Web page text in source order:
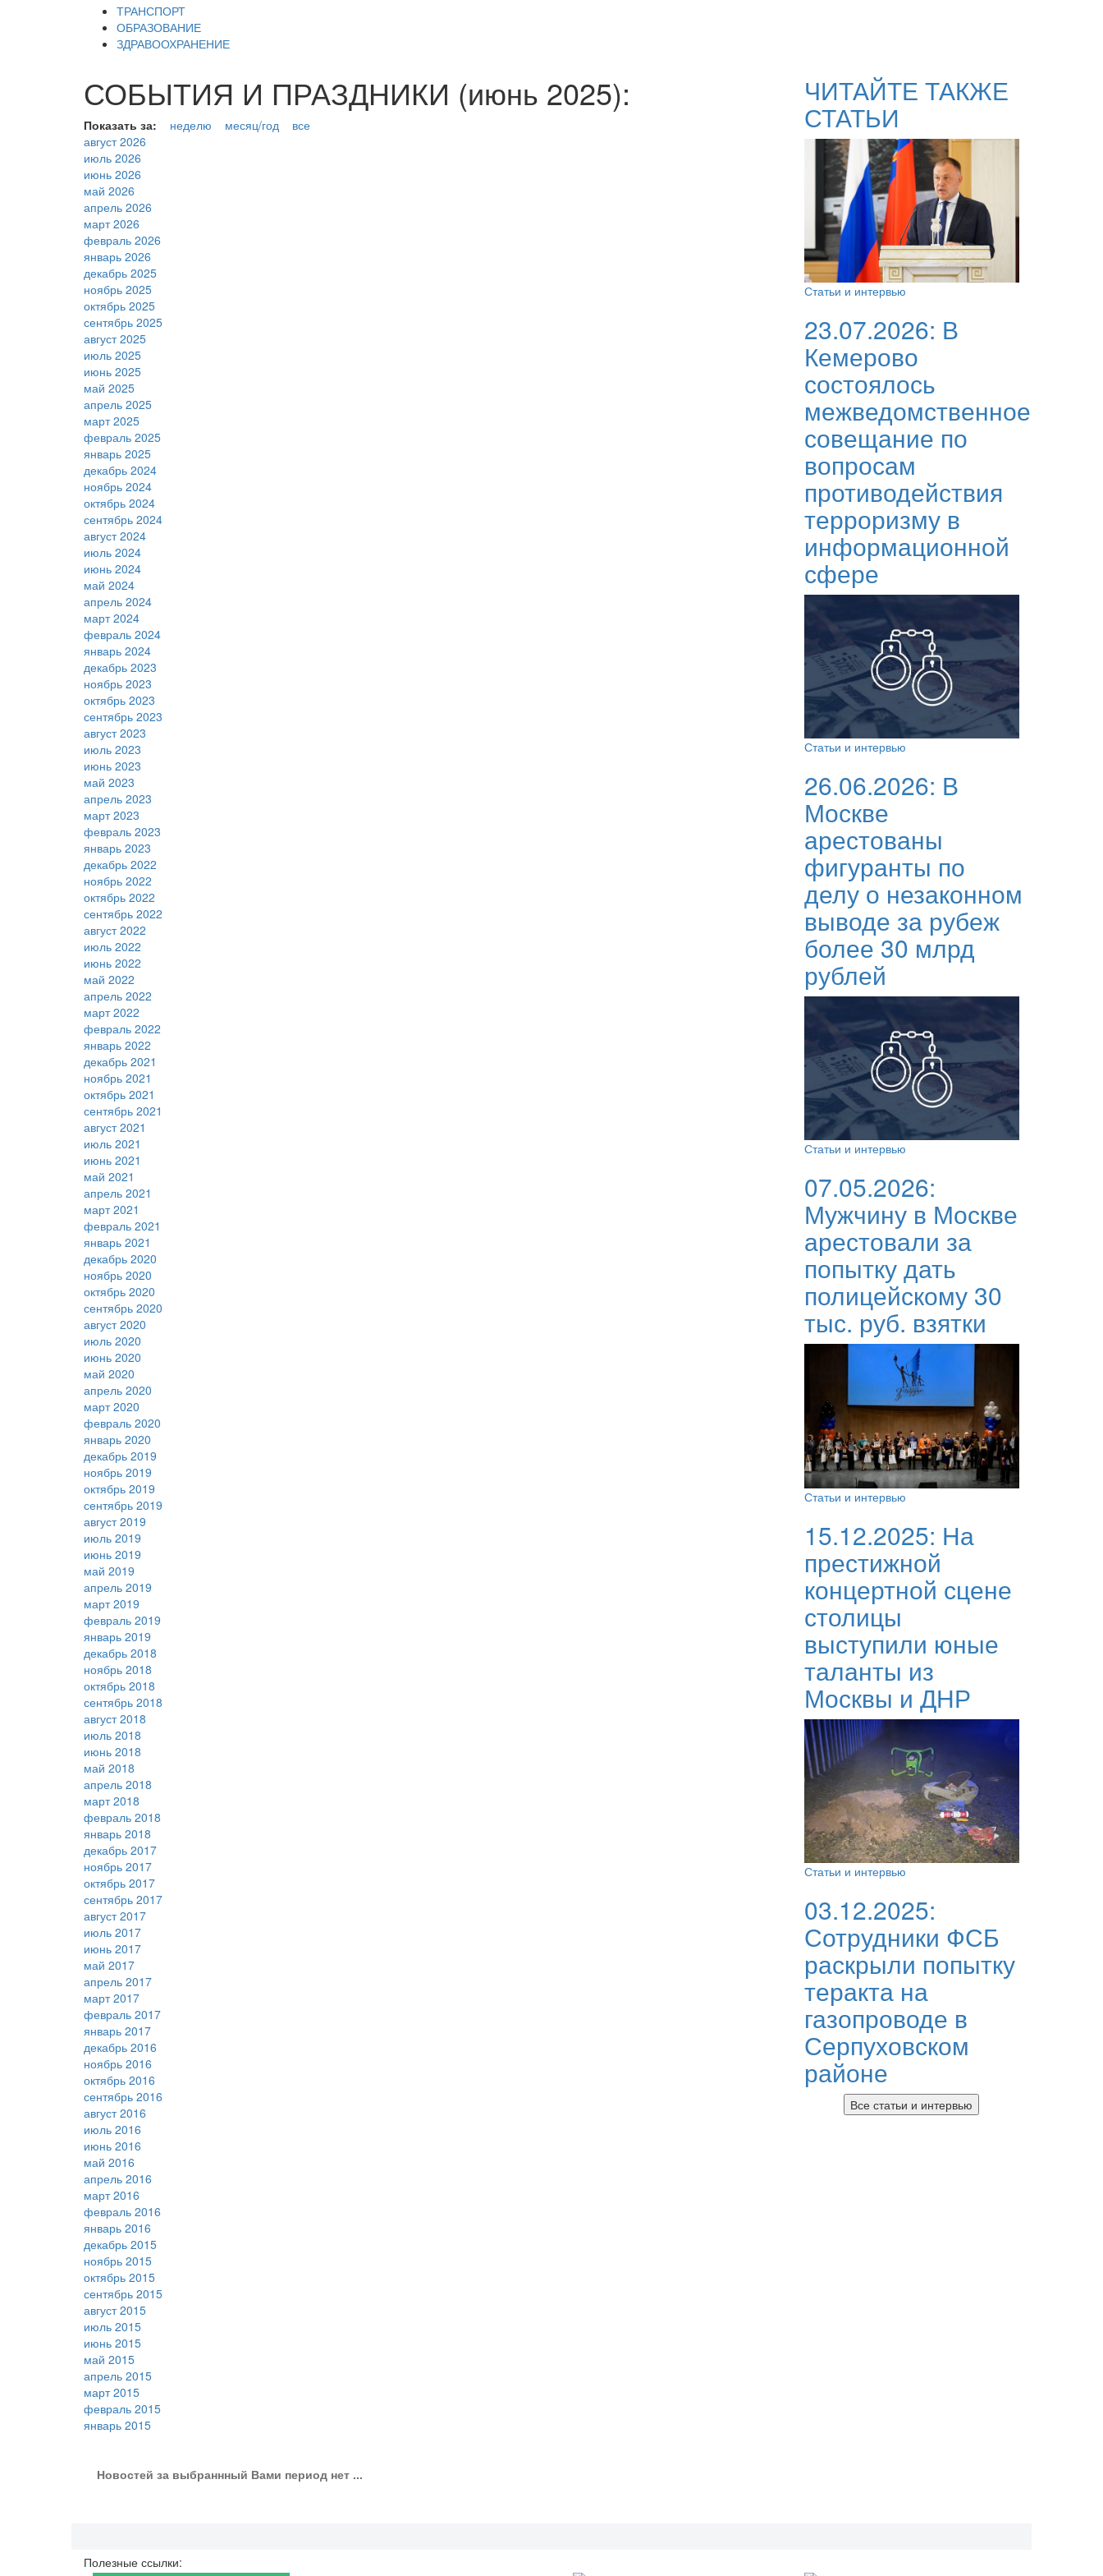
ТРАНСПОРТ
ОБРАЗОВАНИЕ
ЗДРАВООХРАНЕНИЕ
СОБЫТИЯ И ПРАЗДНИКИ (июнь 2025):
Показать за: неделю месяц/год
все
август 2026
июль 2026
июнь 2026
май 2026
апрель 2026
март 2026
февраль 2026
январь 2026
декабрь 2025
ноябрь 2025
октябрь 2025
сентябрь 2025
август 2025
июль 2025
июнь 2025
май 2025
апрель 2025
март 2025
февраль 2025
январь 2025
декабрь 2024
ноябрь 2024
октябрь 2024
сентябрь 2024
август 2024
июль 2024
июнь 2024
май 2024
апрель 2024
март 2024
февраль 2024
январь 2024
декабрь 2023
ноябрь 2023
октябрь 2023
сентябрь 2023
август 2023
июль 2023
июнь 2023
май 2023
апрель 2023
март 2023
февраль 2023
январь 2023
декабрь 2022
ноябрь 2022
октябрь 2022
сентябрь 2022
август 2022
июль 2022
июнь 2022
май 2022
апрель 2022
март 2022
февраль 2022
январь 2022
декабрь 2021
ноябрь 2021
октябрь 2021
сентябрь 2021
август 2021
июль 2021
июнь 2021
май 2021
апрель 2021
март 2021
февраль 2021
январь 2021
декабрь 2020
ноябрь 2020
октябрь 2020
сентябрь 2020
август 2020
июль 2020
июнь 2020
май 2020
апрель 2020
март 2020
февраль 2020
январь 2020
декабрь 2019
ноябрь 2019
октябрь 2019
сентябрь 2019
август 2019
июль 2019
июнь 2019
май 2019
апрель 2019
март 2019
февраль 2019
январь 2019
декабрь 2018
ноябрь 2018
октябрь 2018
сентябрь 2018
август 2018
июль 2018
июнь 2018
май 2018
апрель 2018
март 2018
февраль 2018
январь 2018
декабрь 2017
ноябрь 2017
октябрь 2017
сентябрь 2017
август 2017
июль 2017
июнь 2017
май 2017
апрель 2017
март 2017
февраль 2017
январь 2017
декабрь 2016
ноябрь 2016
октябрь 2016
сентябрь 2016
август 2016
июль 2016
июнь 2016
май 2016
апрель 2016
март 2016
февраль 2016
январь 2016
декабрь 2015
ноябрь 2015
октябрь 2015
сентябрь 2015
август 2015
июль 2015
июнь 2015
май 2015
апрель 2015
март 2015
февраль 2015
январь 2015
Новостей за выбраннный Вами период нет ...
ЧИТАЙТЕ ТАКЖЕ
СТАТЬИ
Статьи и интервью
23.07.2026: В
Кемерово
состоялось
межведомственное
совещание по
вопросам
противодействия
терроризму в
информационной
сфере
Статьи и интервью
26.06.2026: В
Москве
арестованы
фигуранты по
делу о незаконном
выводе за рубеж
более 30 млрд
рублей
Статьи и интервью
07.05.2026:
Мужчину в Москве
арестовали за
попытку дать
полицейскому 30
тыс. руб. взятки
Статьи и интервью
15.12.2025: На
престижной
концертной сцене
столицы
выступили юные
таланты из
Москвы и ДНР
Статьи и интервью
03.12.2025:
Сотрудники ФСБ
раскрыли попытку
теракта на
газопроводе в
Серпуховском
районе
Все статьи и интервью
Полезные ссылки: